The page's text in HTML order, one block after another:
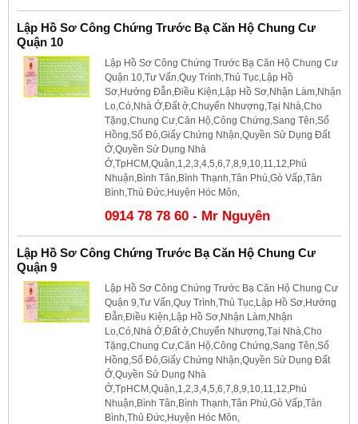
Lập Hồ Sơ Công Chứng Trước Bạ Căn Hộ Chung Cư
Quận 10
Lập Hồ Sơ Công Chứng Trước Bạ Căn Hộ Chung Cư
Quận 10,Tư Vấn,Quy Trình,Thủ Tục,Lập Hồ
Sơ,Hướng Đẫn,Điều Kiện,Lập Hồ Sơ,Nhận Làm,Nhận
Lo,Có,Nhà Ở,Đất ở,Chuyển Nhượng,Tại Nhà,Cho
Tặng,Chung Cư,Căn Hộ,Công Chứng,Sang Tên,Sổ
Hồng,Sổ Đỏ,Giấy Chứng Nhận,Quyền Sử Dụng Đất
Ở,Quyền Sử Dụng Nhà
Ở,TpHCM,Quận,1,2,3,4,5,6,7,8,9,10,11,12,Phú
Nhuận,Bình Tân,Bình Thạnh,Tân Phú,Gò Vấp,Tân
Bình,Thủ Đức,Huyện Hóc Môn,
0914 78 78 60 - Mr Nguyên
Lập Hồ Sơ Công Chứng Trước Bạ Căn Hộ Chung Cư
Quận 9
Lập Hồ Sơ Công Chứng Trước Bạ Căn Hộ Chung Cư
Quận 9,Tư Vấn,Quy Trình,Thủ Tục,Lập Hồ Sơ,Hướng
Đẫn,Điều Kiện,Lập Hồ Sơ,Nhận Làm,Nhận
Lo,Có,Nhà Ở,Đất ở,Chuyển Nhượng,Tại Nhà,Cho
Tặng,Chung Cư,Căn Hộ,Công Chứng,Sang Tên,Sổ
Hồng,Sổ Đỏ,Giấy Chứng Nhận,Quyền Sử Dụng Đất
Ở,Quyền Sử Dụng Nhà
Ở,TpHCM,Quận,1,2,3,4,5,6,7,8,9,10,11,12,Phú
Nhuận,Bình Tân,Bình Thạnh,Tân Phú,Gò Vấp,Tân
Bình,Thủ Đức,Huyện Hóc Môn,